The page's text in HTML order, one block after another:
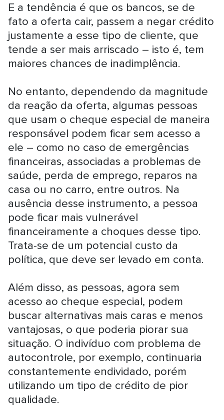
E a tendência é que os bancos, se de
fato a oferta cair, passem a negar crédito
justamente a esse tipo de cliente, que
tende a ser mais arriscado – isto é, tem
maiores chances de inadimplência.
No entanto, dependendo da magnitude
da reação da oferta, algumas pessoas
que usam o cheque especial de maneira
responsável podem ficar sem acesso a
ele – como no caso de emergências
financeiras, associadas a problemas de
saúde, perda de emprego, reparos na
casa ou no carro, entre outros. Na
ausência desse instrumento, a pessoa
pode ficar mais vulnerável
financeiramente a choques desse tipo.
Trata-se de um potencial custo da
política, que deve ser levado em conta.
Além disso, as pessoas, agora sem
acesso ao cheque especial, podem
buscar alternativas mais caras e menos
vantajosas, o que poderia piorar sua
situação. O indivíduo com problema de
autocontrole, por exemplo, continuaria
constantemente endividado, porém
utilizando um tipo de crédito de pior
qualidade.